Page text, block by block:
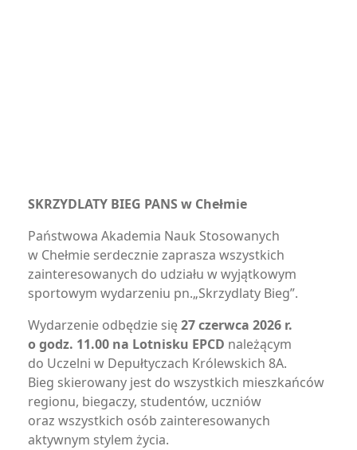
SKRZYDLATY BIEG PANS w Chełmie
Państwowa Akademia Nauk Stosowanych
w Chełmie serdecznie zaprasza wszystkich
zainteresowanych do udziału w wyjątkowym
sportowym wydarzeniu pn.„Skrzydlaty Bieg”.
Wydarzenie odbędzie się27 czerwca 2026 r.
o godz. 11.00 na Lotnisku EPCD należącym
do Uczelni w Depułtyczach Królewskich 8A.
Bieg skierowany jest do wszystkich mieszkańców
regionu, biegaczy, studentów, uczniów
oraz wszystkich osób zainteresowanych
aktywnym stylem życia.